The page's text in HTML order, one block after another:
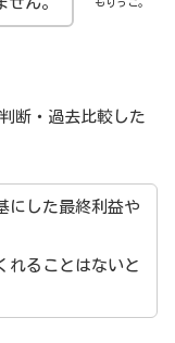
断・過去比較した
にした最終利益や
れることはないと